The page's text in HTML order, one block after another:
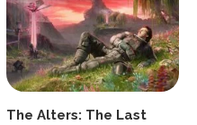
The Alters: The Last